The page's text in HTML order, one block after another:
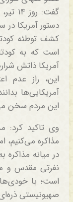
گفت:
کشف توطئه
است که به
آمریکا ذاتش
این، راز عدم
آمریکایی‌ها
این مردم سخن
وی تاکید کرد:
مذاکره می‌کنیم،
در میانه مذاکره
نفرتی مقدس و
است؛ با خودی‌ها
صهیونیستی ذره‌ای